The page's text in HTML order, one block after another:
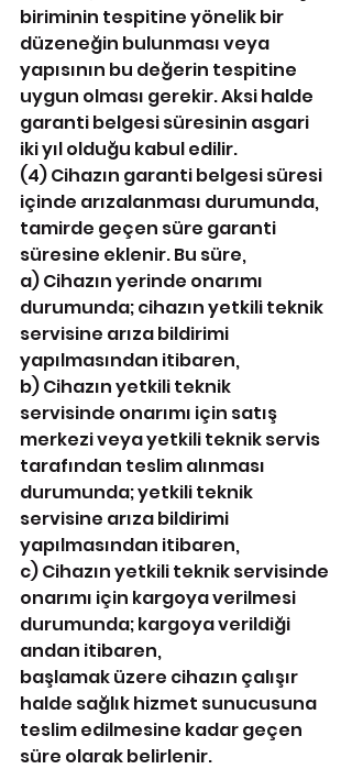
biriminin tespitine yönelik bir
düzeneğin bulunması veya
yapısının bu değerin tespitine
uygun olması gerekir. Aksi halde
garanti belgesi süresinin asgari
iki yıl olduğu kabul edilir.
(4) Cihazın garanti belgesi süresi
içinde arızalanması durumunda,
tamirde geçen süre garanti
süresine eklenir. Bu süre,
a) Cihazın yerinde onarımı
durumunda; cihazın yetkili teknik
servisine arıza bildirimi
yapılmasından itibaren,
b) Cihazın yetkili teknik
servisinde onarımı için satış
merkezi veya yetkili teknik servis
tarafından teslim alınması
durumunda; yetkili teknik
servisine arıza bildirimi
yapılmasından itibaren,
c) Cihazın yetkili teknik servisinde
onarımı için kargoya verilmesi
durumunda; kargoya verildiği
andan itibaren,
başlamak üzere cihazın çalışır
halde sağlık hizmet sunucusuna
teslim edilmesine kadar geçen
süre olarak belirlenir.